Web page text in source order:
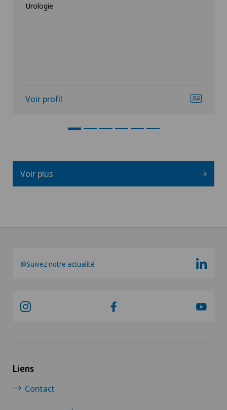
Urologie
Voir profil
Voir plus
@Suivez notre actualité
Liens
Contact